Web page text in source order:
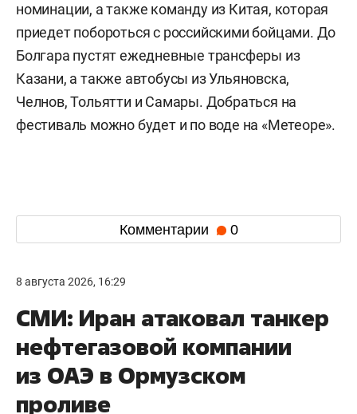
номинации, а также команду из Китая, которая
приедет побороться с российскими бойцами. До
Болгара пустят ежедневные трансферы из
Казани, а также автобусы из Ульяновска,
Челнов, Тольятти и Самары. Добраться на
фестиваль можно будет и по воде на «Метеоре».
Комментарии 0
8 августа 2026, 16:29
СМИ: Иран атаковал танкер
нефтегазовой компании
из ОАЭ в Ормузском
проливе